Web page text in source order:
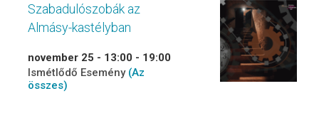
Szabadulószobák az
Almásy-kastélyban
november 25 - 13:00 - 19:00
Ismétlődő Esemény (Az
összes)